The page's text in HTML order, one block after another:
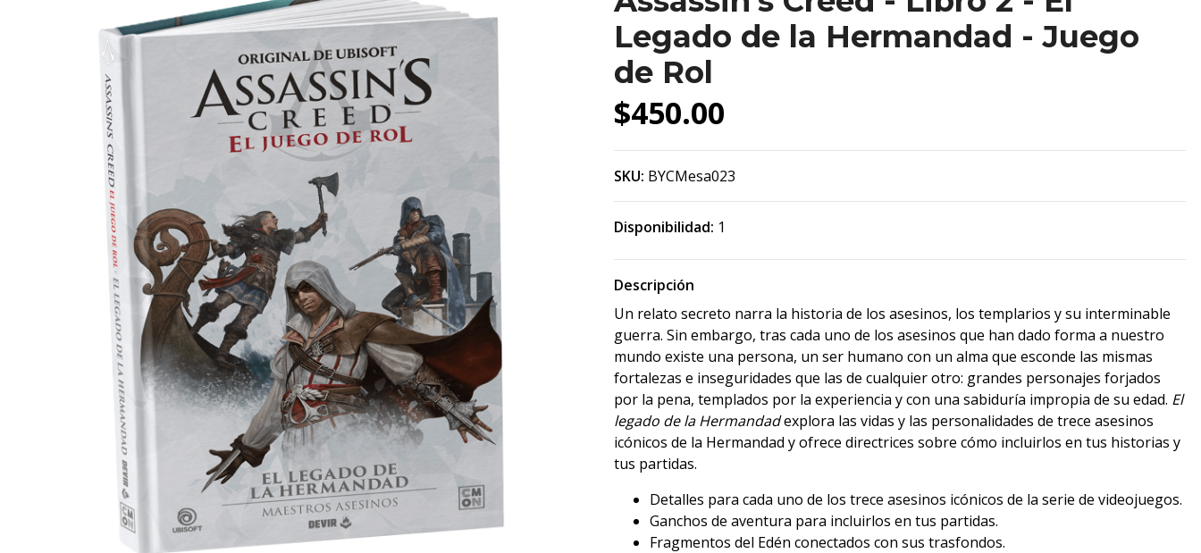
Legado de la Hermandad - Juego
de Rol
$450.00
SKU: BYCMesa023
Disponibilidad: 1
Descripción
Un relato secreto narra la historia de los asesinos, los templarios y su interminable
guerra. Sin embargo, tras cada uno de los asesinos que han dado forma a nuestro
mundo existe una persona, un ser humano con un alma que esconde las mismas
fortalezas e inseguridades que las de cualquier otro: grandes personajes forjados
por la pena, templados por la experiencia y con una sabiduría impropia de su edad. El
legado de la Hermandadexplora las vidas y las personalidades de trece asesinos
icónicos de la Hermandad y ofrece directrices sobre cómo incluirlos en tus historias y
tus partidas.
Detalles para cada uno de los trece asesinos icónicos de la serie de videojuegos.
Ganchos de aventura para incluirlos en tus partidas.
Fragmentos del Edén conectados con sus trasfondos.